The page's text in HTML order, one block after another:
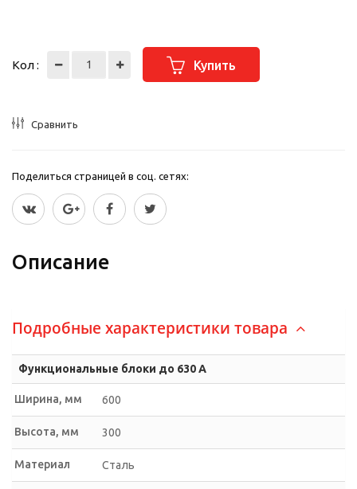
Кол : Купить
Сравнить
Поделиться страницей в соц. сетях:
Описание
Подробные характеристики товара
Функциональные блоки до 630 А
Ширина, мм 600
Высота, мм 300
Материал Сталь